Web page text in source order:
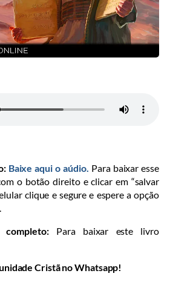
Baixe aqui o aúdio. Para baixar esse
o botão direito e clicar em “salvar
clique e segure e espere a opção
Para baixar este livro
Cristã no Whatsapp!